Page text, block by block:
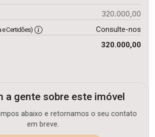
320.000,00
e Certidões)
Consulte-nos
320.000,00
a gente sobre este imóvel
abaixo e retornamos o seu contato
em breve.